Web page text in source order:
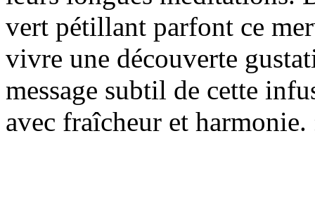
vert pétillant parfont ce
vivre une découverte
message subtil de cette
avec fraîcheur et harmonie.